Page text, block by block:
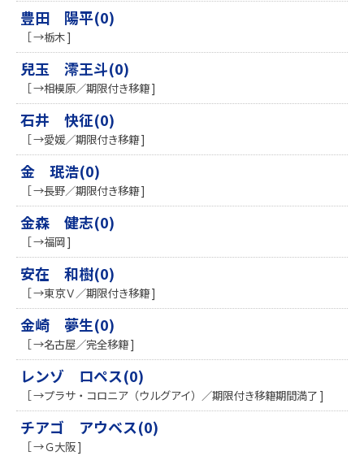
豊田 陽平(0)
［ →栃木 ]
兒玉 澪王斗(0)
［ →相模原／期限付き移籍 ]
石井 快征(0)
［ →愛媛／期限付き移籍 ]
金 珉浩(0)
［ →長野／期限付き移籍 ]
金森 健志(0)
［ →福岡 ]
安在 和樹(0)
［ →東京Ｖ／期限付き移籍 ]
金崎 夢生(0)
［ →名古屋／完全移籍 ]
レンゾ ロペス(0)
［ →プラサ・コロニア（ウルグアイ）／期限付き移籍期間満了 ]
チアゴ アウベス(0)
［ →Ｇ大阪 ]